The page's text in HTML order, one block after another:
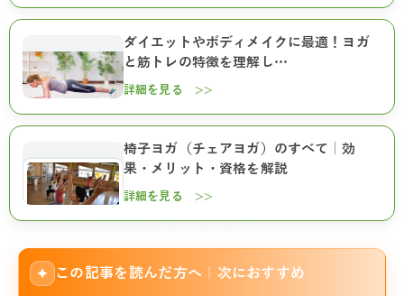
ダイエットやボディメイクに最適！ヨガ
と筋トレの特徴を理解し…
詳細を見る >>
椅子ヨガ（チェアヨガ）のすべて｜効
果・メリット・資格を解説
詳細を見る >>
✦ この記事を読んだ方へ｜次におすすめ